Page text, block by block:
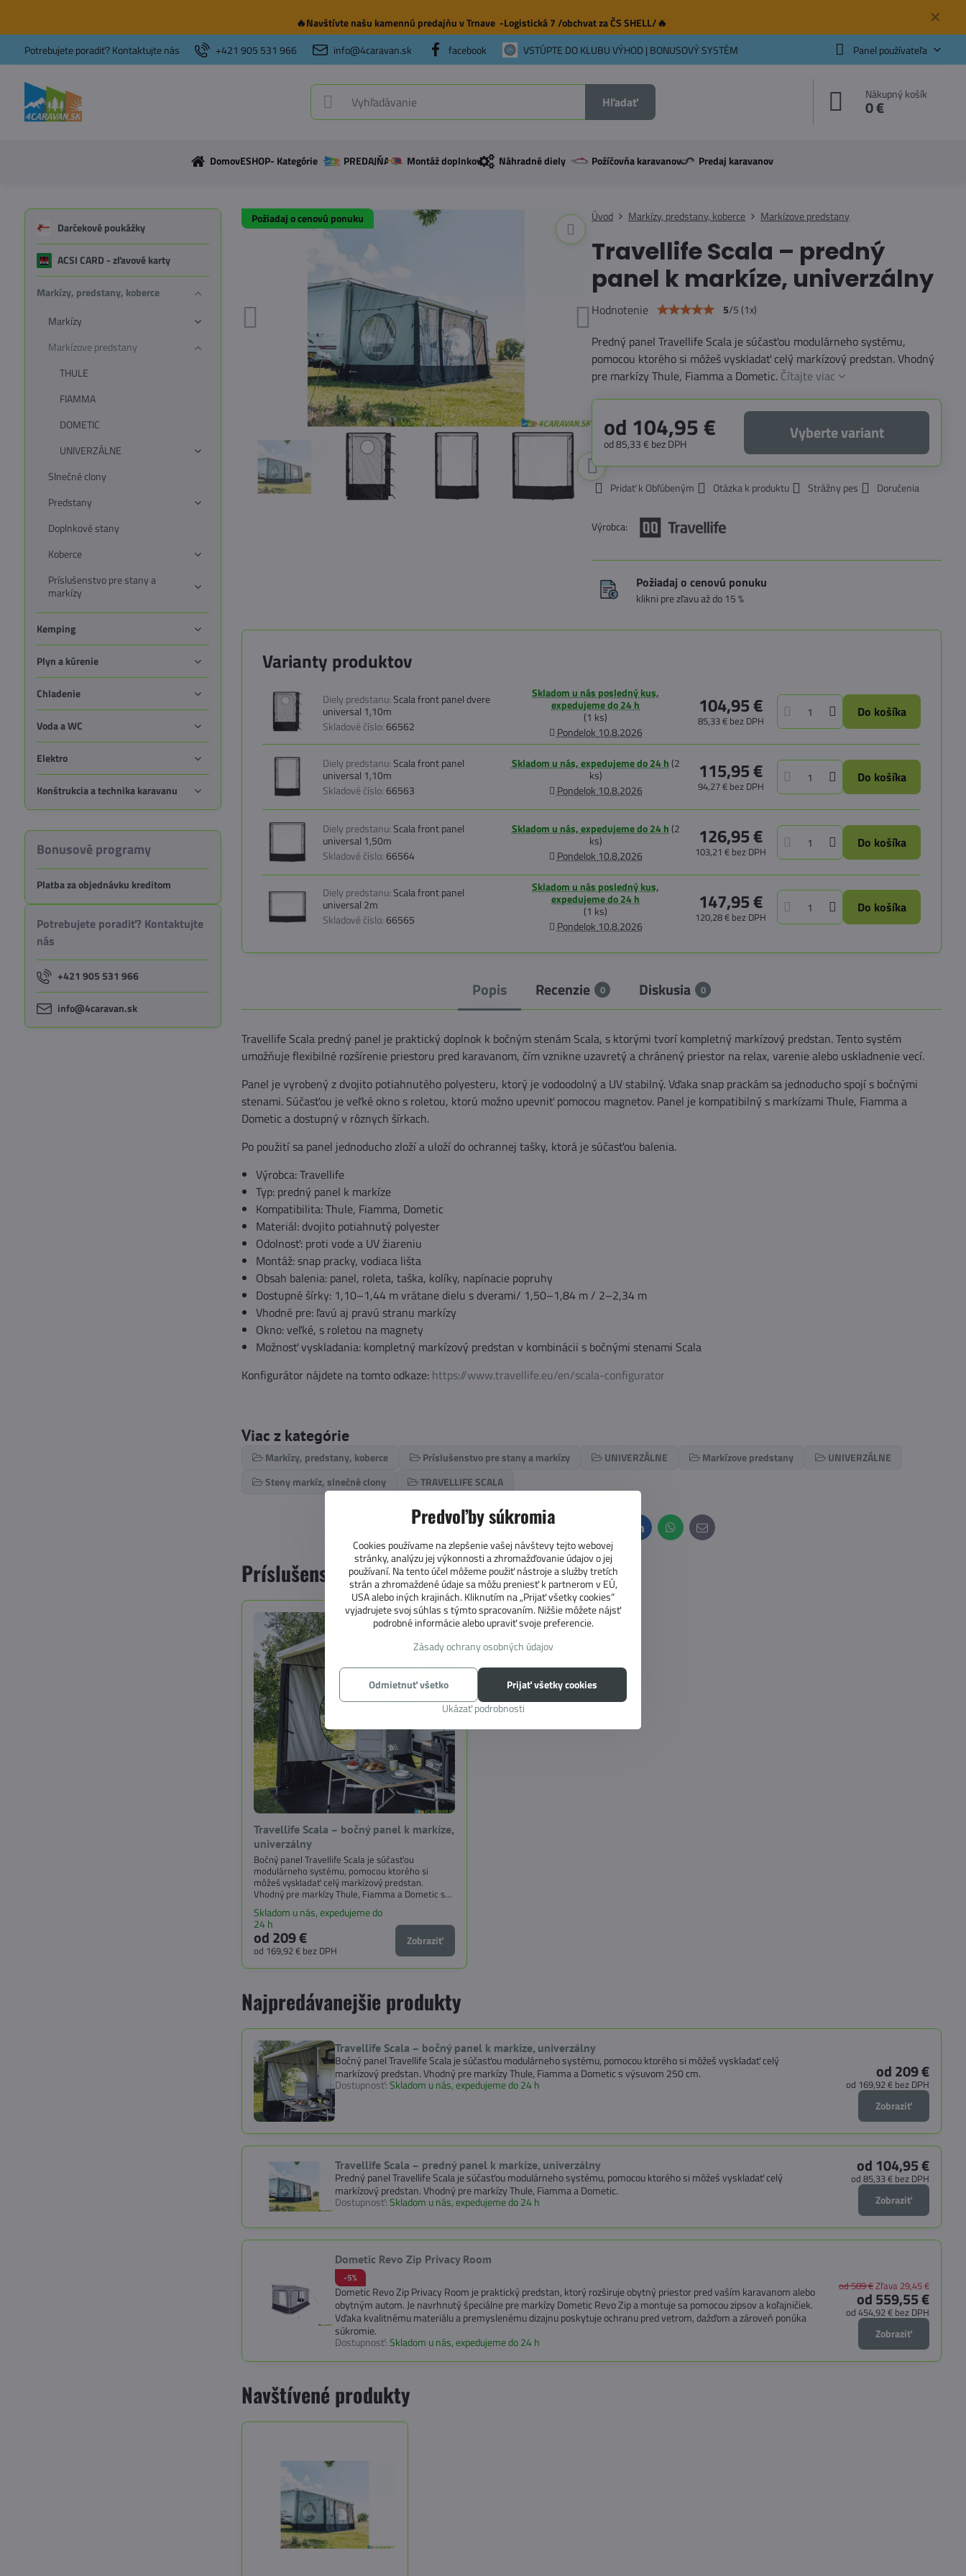
✕
🔥Navštívte našu kamennú predajňuv Trnave -Logistická 7 /obchvat za ČS SHELL/🔥
Potrebujete poradiť? Kontaktujte nás
+421 905 531 966 info@4caravan.sk facebook VSTÚPTE DO KLUBU VÝHOD | BONUSOVÝ SYSTÉM Panel používateľa
Hľadať Nákupný košík
0 €
DomovESHOP- Kategórie PREDAJŇA Montáž doplnkov Náhradné diely Požíčovňa karavanov Predaj karavanov
Požiadaj o cenovú ponuku Úvod Markízy, predstany, koberce Markízove predstany
Travellife Scala – predný
panel k markíze, univerzálny
Hodnotenie 5/5(1x)
Predný panel Travellife Scala je súčasťou modulárneho systému,
pomocou ktorého si môžeš vyskladať celý markízový predstan. Vhodný
pre markízy Thule, Fiamma a Dometic. Čítajte viac
od 104,95 €
od 85,33 € bez DPH
Vyberte variant
Pridať k Obľúbeným Otázka k produktu Strážny pes Doručenia
Výrobca:
Požiadaj o cenovú ponuku
klikni pre zľavu až do 15 %
Varianty produktov
Diely predstanu:Scala front panel dvere
universal 1,10m
Skladové číslo:66562
Skladom u nás posledný kus,
expedujeme do 24 h
(1 ks)
Pondelok 10.8.2026
104,95 €
85,33 € bez DPH
Do košíka
Diely predstanu:Scala front panel
universal 1,10m
Skladové číslo:66563
Skladom u nás, expedujeme do 24 h(2
ks)
Pondelok 10.8.2026
115,95 €
94,27 € bez DPH
Do košíka
Diely predstanu:Scala front panel
universal 1,50m
Skladové číslo:66564
Skladom u nás, expedujeme do 24 h(2
ks)
Pondelok 10.8.2026
126,95 €
103,21 € bez DPH
Do košíka
Diely predstanu:Scala front panel
universal 2m
Skladové číslo:66565
Skladom u nás posledný kus,
expedujeme do 24 h
(1 ks)
Pondelok 10.8.2026
147,95 €
120,28 € bez DPH
Do košíka
Popis Recenzie 0 Diskusia 0
Travellife Scala predný panel je praktický doplnok k bočným stenám Scala, s ktorými tvorí kompletný markízový predstan. Tento systém
umožňuje flexibilné rozšírenie priestoru pred karavanom, čím vznikne uzavretý a chránený priestor na relax, varenie alebo uskladnenie vecí.
Panel je vyrobený z dvojito potiahnutého polyesteru, ktorý je vodoodolný a UV stabilný. Vďaka snap prackám sa jednoducho spojí s bočnými
stenami. Súčasťou je veľké okno s roletou, ktorú možno upevniť pomocou magnetov. Panel je kompatibilný s markízami Thule, Fiamma a
Dometic a dostupný v rôznych šírkach.
Po použití sa panel jednoducho zloží a uloží do ochrannej tašky, ktorá je súčasťou balenia.
Výrobca: Travellife
Typ: predný panel k markíze
Kompatibilita: Thule, Fiamma, Dometic
Materiál: dvojito potiahnutý polyester
Odolnosť: proti vode a UV žiareniu
Montáž: snap pracky, vodiaca lišta
Obsah balenia: panel, roleta, taška, kolíky, napínacie popruhy
Dostupné šírky: 1,10–1,44 m vrátane dielu s dverami/ 1,50–1,84 m / 2–2,34 m
Vhodné pre: ľavú aj pravú stranu markízy
Okno: veľké, s roletou na magnety
Možnosť vyskladania: kompletný markízový predstan v kombinácii s bočnými stenami Scala
Konfigurátor nájdete na tomto odkaze: https://www.travellife.eu/en/scala-configurator
Viac z kategórie
Markízy, predstany, koberce Príslušenstvo pre stany a markízy UNIVERZÁLNE Markízove predstany
UNIVERZÁLNE
Steny markíz, slnečné clony
TRAVELLIFE SCALA
Facebook LinkedInWhatsApp
E-
mail
Príslušenstvo k produktu
Travellife Scala – bočný panel k markíze,
univerzálny
Bočný panel Travellife Scala je súčasťou
modulárneho systému, pomocou ktorého si
môžeš vyskladať celý markízový predstan.
Vhodný pre markízy Thule, Fiamma a Dometic s
výsuvom 250 cm.
Skladom u nás, expedujeme do
24 h
od 209 €
od 169,92 € bez DPH
Zobraziť
Najpredávanejšie produkty
Travellife Scala – bočný panel k markíze, univerzálny
Bočný panel Travellife Scala je súčasťou modulárneho systému, pomocou ktorého si môžeš vyskladať celý
markízový predstan. Vhodný pre markízy Thule, Fiamma a Dometic s výsuvom 250 cm.
Dostupnosť:Skladom u nás, expedujeme do 24 h
od 209 €
od 169,92 € bez DPH
Zobraziť
Travellife Scala – predný panel k markíze, univerzálny
Predný panel Travellife Scala je súčasťou modulárneho systému, pomocou ktorého si môžeš vyskladať celý
markízový predstan. Vhodný pre markízy Thule, Fiamma a Dometic.
Dostupnosť:Skladom u nás, expedujeme do 24 h
od 104,95 €
od 85,33 € bez DPH
Zobraziť
Dometic Revo Zip Privacy Room
-5%
Dometic Revo Zip Privacy Room je praktický predstan, ktorý rozširuje obytný priestor pred vaším karavanom alebo
obytným autom. Je navrhnutý špeciálne pre markízy Dometic Revo Zip a montuje sa pomocou zipsov a koľajničiek.
Vďaka kvalitnému materiálu a premyslenému dizajnu poskytuje ochranu pred vetrom, dažďom a zároveň ponúka
súkromie.
Dostupnosť:Skladom u nás, expedujeme do 24 h
od 559,55 €
od 454,92 € bez DPH
od 589 €Zľava 29,45 €
Zobraziť
Navštívené produkty
Darčekové poukážky
ACSI CARD - zľavové karty
Markízy, predstany, koberce
Markízy
Markízove predstany
THULE
FIAMMA
DOMETIC
UNIVERZÁLNE
Slnečné clony
Predstany
Doplnkové stany
Koberce
Príslušenstvo pre stany a
markízy
Kemping
Plyn a kúrenie
Chladenie
Voda a WC
Elektro
Konštrukcia a technika karavanu
Bonusové programy
Platba za objednávku kreditom
Potrebujete poradiť? Kontaktujte
nás
+421 905 531 966
info@4caravan.sk
Predvoľby súkromia
Cookies používame na zlepšenie vašej návštevy tejto webovej
stránky, analýzu jej výkonnosti a zhromažďovanie údajov o jej
používaní. Na tento účel môžeme použiť nástroje a služby tretích
strán a zhromaždené údaje sa môžu preniesť k partnerom v EÚ,
USA alebo iných krajinách. Kliknutím na „Prijať všetky cookies“
vyjadrujete svoj súhlas s týmto spracovaním. Nižšie môžete nájsť
podrobné informácie alebo upraviť svoje preferencie.
Zásady ochrany osobných údajov
Ukázať podrobnosti
Prijať všetky cookies
Odmietnuť všetko